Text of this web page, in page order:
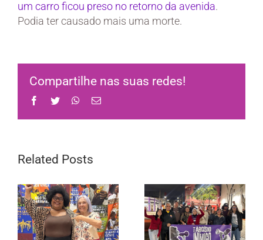
um carro ficou preso no retorno da avenida.
Podia ter causado mais uma morte.
Compartilhe nas suas redes!
Facebook
Twitter WhatsApp
Email
Related Posts